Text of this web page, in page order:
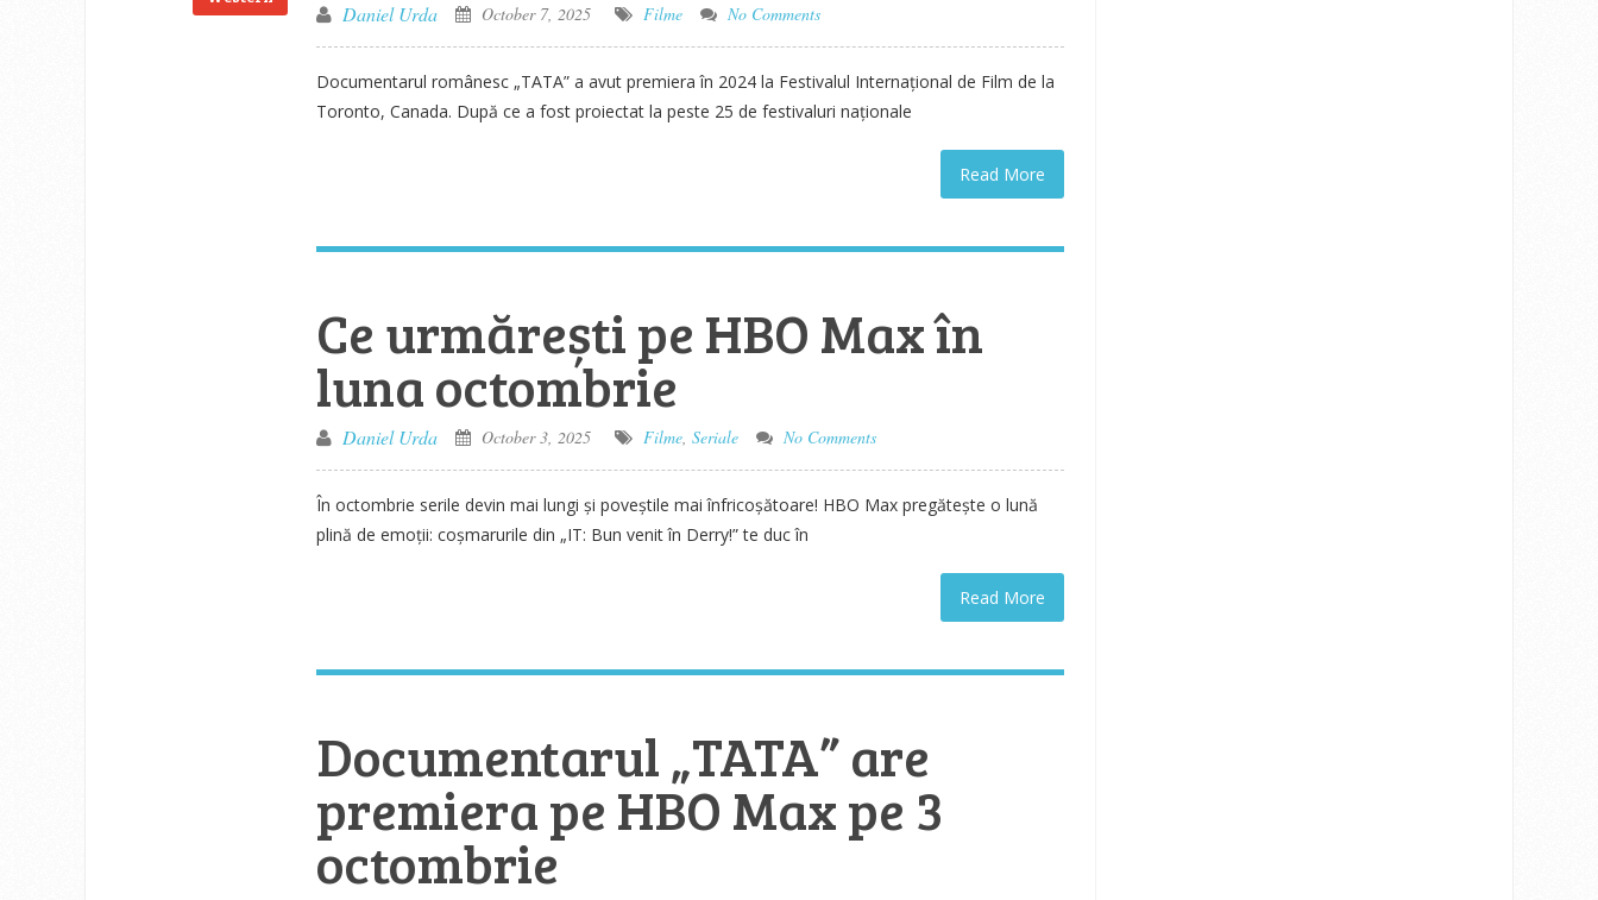
Daniel Urda October 7, 2025 Filme No Comments
Documentarul românesc „TATA” a avut premiera în 2024 la Festivalul Internațional de Film de la
Toronto, Canada. După ce a fost proiectat la peste 25 de festivaluri naționale
Read More
Ce urmărești pe HBO Max în
luna octombrie
Daniel Urda October 3, 2025 Filme, Seriale No Comments
În octombrie serile devin mai lungi și poveștile mai înfricoșătoare! HBO Max pregătește o lună
plină de emoții: coșmarurile din „IT: Bun venit în Derry!” te duc în
Read More
Documentarul „TATA” are
premiera pe HBO Max pe 3
octombrie